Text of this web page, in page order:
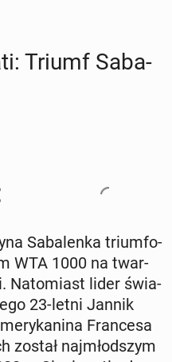
Triumf Sa­ba­
Sa­ba­len­ka trium­fo­
WTA 1000 na twar­
Na­to­miast lider świa­
23-letni Jannik
Fran­ce­sa
został naj­młod­szym